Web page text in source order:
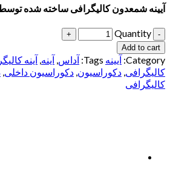
آیینه شمعدون کالیگرافی ساخته شده
Quantity
Add to cart
Category: آیینه Tags: آداس, آینه, آینه
کالیگرافی, دکوراسیون, دکوراسیون داخلی,
کالیگرافی